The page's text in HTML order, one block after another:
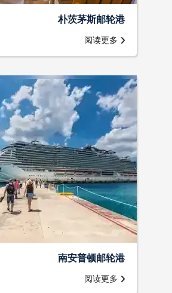
朴茨茅斯邮轮港
阅读更多
南安普顿邮轮港
阅读更多